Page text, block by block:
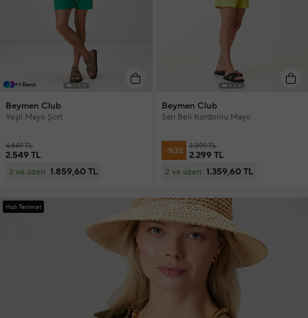
+1 Renk
Beymen Club
Yeşil Mayo Şort
4.649 TL
2.549 TL
2 ve üzeri 1.859,60 TL
Beymen Club
Sarı Beli Kordonlu Mayo
-%32 3.399 TL
2.299 TL
2 ve üzeri 1.359,60 TL
Hızlı Teslimat